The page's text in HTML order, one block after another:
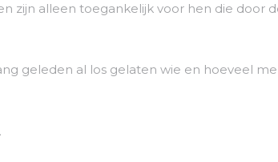
zijn alleen toegankelijk voor hen die door
geleden al los gelaten wie en hoeveel